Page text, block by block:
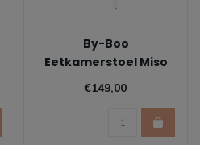
By-Boo
Eetkamerstoel Miso
€149,00